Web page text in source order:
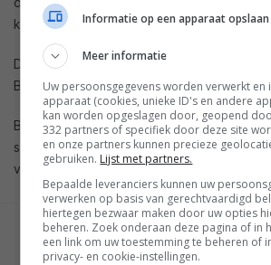
klinken de speakers geweldig. In een
Door: Marcel Piet
Bekijk het product opTeufelaudio.nl
Benieuwd naar alle
systemen van Teufel? Neem een kijkje
voor meer informatie.
GESCHREVEN DOOR
MARTIJN CHEL
Informatie op een apparaat
Meer informatie
Uw persoonsgegevens worden verwerkt en
apparaat (cookies, unieke ID's en andere
kan worden opgeslagen door, geopend
332 partners of specifiek door deze site
en onze partners kunnen precieze
gebruiken. Lijst met partners.
Bepaalde leveranciers kunnen uw
verwerken op basis van gerechtvaardigd
hiertegen bezwaar maken door uw opties
beheren. Zoek onderaan deze pagina of in
een link om uw toestemming te beheren of
privacy- en cookie-instellingen.